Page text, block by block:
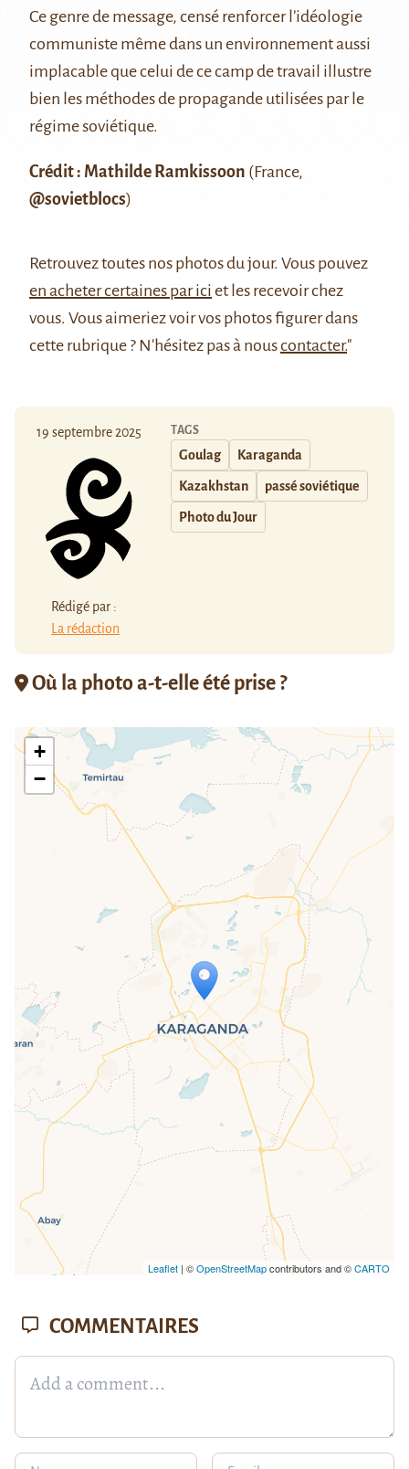
Ce genre de message, censé renforcer l’idéologie
communiste même dans un environnement aussi
implacable que celui de ce camp de travail illustre
bien les méthodes de propagande utilisées par le
régime soviétique.
Crédit : Mathilde Ramkissoon (France,
@sovietblocs)
Retrouveztoutes nos photos du jour. Vous pouvez
en acheter certaines par ici et les recevoir chez
vous. Vous aimeriez voir vos photos figurer dans
cette rubrique ? N'hésitez pas à nouscontacter."
19 septembre 2025
Rédigé par :
La rédaction
TAGS
Goulag Karaganda
Kazakhstan passé soviétique
Photo du Jour
Où la photo a-t-elle été prise ?
Travelers' Map is loading...
If you see this after your page is
loaded completely, leafletJS files are
missing.
+
−
Leaflet| ©OpenStreetMapcontributors and ©CARTO
COMMENTAIRES